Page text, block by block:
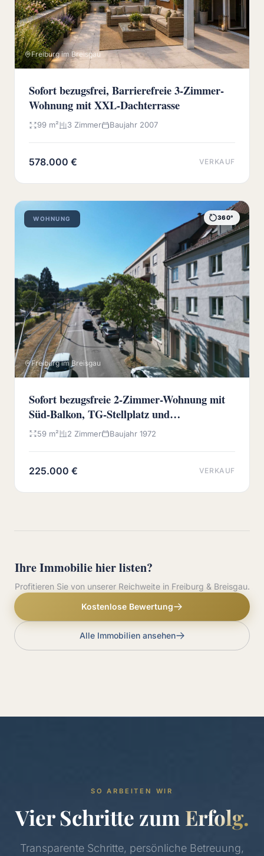
Freiburg im Breisgau
Sofort bezugsfrei, Barrierefreie 3-Zimmer-
Wohnung mit XXL-Dachterrasse
99 m² 3 Zimmer Baujahr 2007
578.000 € VERKAUF
WOHNUNG 360°
Freiburg im Breisgau
Sofort bezugsfreie 2-Zimmer-Wohnung mit
Süd-Balkon, TG-Stellplatz und
Wochenmarkt vor der Haustür
59 m² 2 Zimmer Baujahr 1972
225.000 € VERKAUF
Ihre Immobilie hier listen?
Profitieren Sie von unserer Reichweite in Freiburg & Breisgau.
Kostenlose Bewertung
Alle Immobilien ansehen
SO ARBEITEN WIR
Vier Schritte zum Erfolg.
Transparente Schritte, persönliche Betreuung,